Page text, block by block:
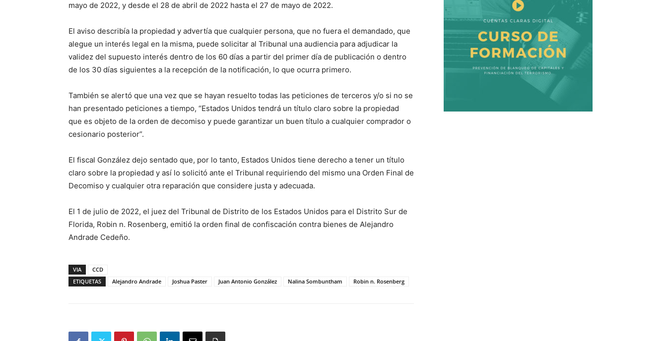
mayo de 2022, y desde el 28 de abril de 2022 hasta el 27 de mayo de 2022.
El aviso describía la propiedad y advertía que cualquier persona, que no fuera el demandado, que
alegue un interés legal en la misma, puede solicitar al Tribunal una audiencia para adjudicar la
validez del supuesto interés dentro de los 60 días a partir del primer día de publicación o dentro
de los 30 días siguientes a la recepción de la notificación, lo que ocurra primero.
También se alertó que una vez que se hayan resuelto todas las peticiones de terceros y/o si no se
han presentado peticiones a tiempo, “Estados Unidos tendrá un título claro sobre la propiedad
que es objeto de la orden de decomiso y puede garantizar un buen título a cualquier comprador o
cesionario posterior”.
El fiscal González dejo sentado que, por lo tanto, Estados Unidos tiene derecho a tener un título
claro sobre la propiedad y así lo solicitó ante el Tribunal requiriendo del mismo una Orden Final de
Decomiso y cualquier otra reparación que considere justa y adecuada.
El 1 de julio de 2022, el juez del Tribunal de Distrito de los Estados Unidos para el Distrito Sur de
Florida, Robin n. Rosenberg, emitió la orden final de confiscación contra bienes de Alejandro
Andrade Cedeño.
VIA
CCD
ETIQUETAS
Alejandro Andrade Joshua Paster Juan Antonio González Nalina Sombuntham Robin n. Rosenberg